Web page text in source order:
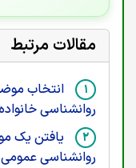
مقالات مرتبط
انتخاب
روانشناسی خانواده
یافتن یک
روانشناسی عمومی